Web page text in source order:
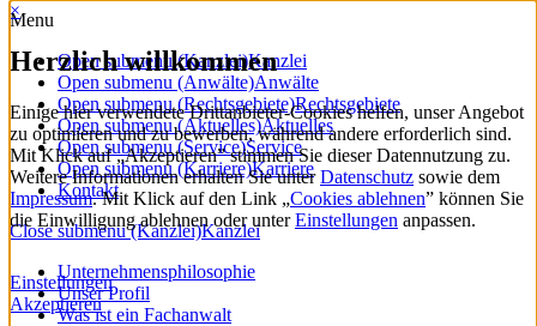
Menu
Open submenu (Kanzlei)Kanzlei
Open submenu (Anwälte)Anwälte
Open submenu (Rechtsgebiete)Rechtsgebiete
Open submenu (Aktuelles)Aktuelles
Open submenu (Service)Service
Open submenu (Karriere)Karriere
Kontakt
Close submenu (Kanzlei)Kanzlei
Unternehmensphilosophie
Unser Profil
Was ist ein Fachanwalt
×
Herzlich willkommen
Einige hier verwendete Drittanbieter-Cookies helfen, unser Angebot
zu optimieren und zu bewerben, während andere erforderlich sind.
Mit Klick auf „Akzeptieren” stimmen Sie dieser Datennutzung zu.
Weitere Informationen erhalten Sie unterDatenschutz sowie dem
Impressum. Mit Klick auf den Link „Cookies ablehnen” können Sie
die Einwilligung ablehnen oder unterEinstellungen anpassen.
Einstellungen
Akzeptieren